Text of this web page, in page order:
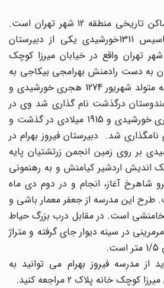
مدرسه فیروز بهرام از اماکن تاریخی منطقه 12 شهر تهران است.
دبیرستان فیروز بهرام تاسیس 1311خورشیدی یکی از دبیرستان
تهران واقع در خیابان میرزا کوچک
دست رادمنش بهرامجی بیکاجی به
یادبود از فرزندش فیروز که متولد شهریور 1274 هجری خورشیدی و
درگذشت نام گذاری شد وی در
هشتم دی ماه 1294 هجری خورشیدی و 1915 میلادی در گذشت و
نامگذاری شد. دبیرستان فیروز بهرام در
1311 خورشیدی بر روی زمین انجمن زرتشتیان پایه
اردشیر کیامنش و به رهنمونی
شاهرخ آغاز، انجام و در دوم دی ماه
این مدرسه از جعفر معمار باشی و
است. در مقابل درب بزرگ حیاط
در سینه دیوار جای گرفته و متراژ
مدرسه فیروز بهرام می توانید به
خانه پلاک 2 مراجعه کنید.